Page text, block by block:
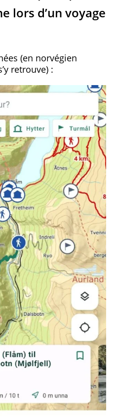
lors d’un voyage
(en norvégien
retrouve) :